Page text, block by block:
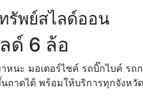
รัพย์สไลด์ออน
ด์ 6 ล้อ
หนะ มอเตอร์ไซค์ รถบิ๊กไบค์ รถ
ถาดได้ พร้อมให้บริการทุกจังห